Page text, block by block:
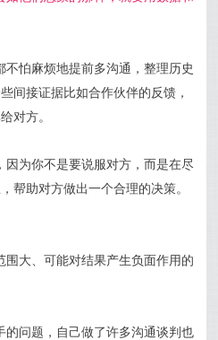
不怕麻烦地提前多沟通，整理历史
间接证据比如合作伙伴的反馈，
对方。
因为你不是要说服对方，而是在尽
帮助对方做出一个合理的决策。
围大、可能对结果产生负面作用的
的问题，自己做了许多沟通谈判也